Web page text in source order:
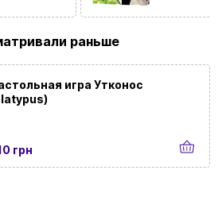
раньше
игра Утконос
грн